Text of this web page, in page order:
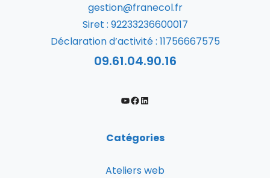
gestion@franecol.fr
Siret : 92233236600017
Déclaration d’activité : 11756667575
09.61.04.90.16
Catégories
Ateliers web